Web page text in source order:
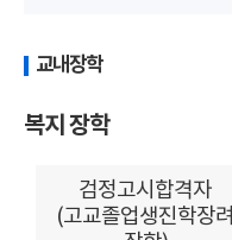
교내장학
복지 장학
검정고시합격자
(고교졸업생진학장려